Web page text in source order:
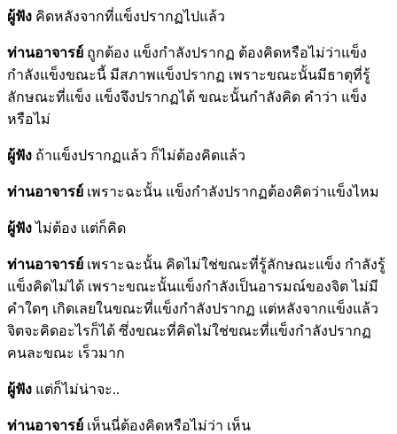
ผู้ฟัง คิดหลังจากที่แข็งปรากฏไปแล้ว
ท่านอาจารย์ ถูกต้อง แข็งกำลังปรากฏ ต้องคิดหรือไม่ว่าแข็ง
กำลังแข็งขณะนี้ มีสภาพแข็งปรากฏ เพราะขณะนั้นมีธาตุที่รู้
ลักษณะที่แข็ง แข็งจึงปรากฏได้ ขณะนั้นกำลังคิด คำว่า แข็ง
หรือไม่
ผู้ฟัง ถ้าแข็งปรากฏแล้ว ก็ไม่ต้องคิดแล้ว
ท่านอาจารย์ เพราะฉะนั้น แข็งกำลังปรากฏต้องคิดว่าแข็งไหม
ผู้ฟังไม่ต้อง แต่ก็คิด
ท่านอาจารย์ เพราะฉะนั้น คิดไม่ใช่ขณะที่รู้ลักษณะแข็ง กำลังรู้
แข็งคิดไม่ได้ เพราะขณะนั้นแข็งกำลังเป็นอารมณ์ของจิต ไม่มี
คำใดๆ เกิดเลยในขณะที่แข็งกำลังปรากฏ แต่หลังจากแข็งแล้ว
จิตจะคิดอะไรก็ได้ ซึ่งขณะที่คิดไม่ใช่ขณะที่แข็งกำลังปรากฏ
คนละขณะ เร็วมาก
ผู้ฟัง แต่ก็ไม่น่าจะ..
ท่านอาจารย์ เห็นนี่ต้องคิดหรือไม่ว่า เห็น